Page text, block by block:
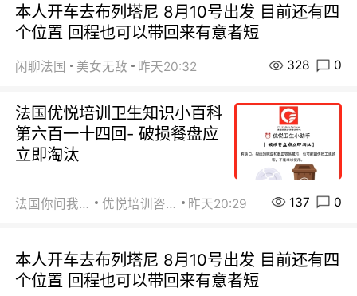
本人开车去布列塔尼 8月10号出发 目前还有四
个位置 回程也可以带回来有意者短
闲聊法国 美女无敌 昨天20:32 328 0
法国优悦培训卫生知识小百科
第六百一十四回- 破损餐盘应
立即淘汰
法国你问我答 优悦培训咨询 昨天20:29 137 0
本人开车去布列塔尼 8月10号出发 目前还有四
个位置 回程也可以带回来有意者短